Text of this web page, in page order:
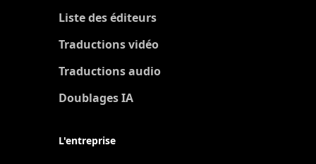
Liste des éditeurs
Traductions vidéo
Traductions audio
Doublages IA
L'entreprise